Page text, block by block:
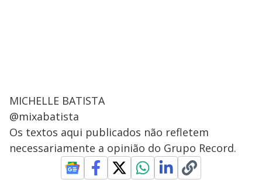
MICHELLE BATISTA
@mixabatista
Os textos aqui publicados não refletem
necessariamente a opinião do Grupo Record.